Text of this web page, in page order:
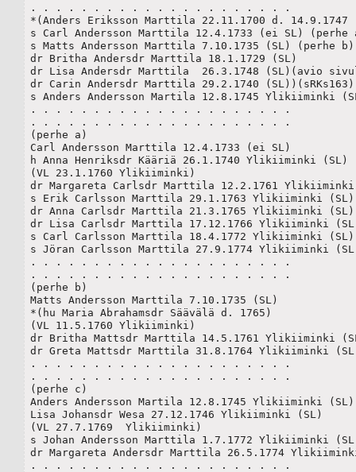
. . . . . . . . . . . . . . . . . . . . .
*(Anders Eriksson Marttila 22.11.1700 d. 14.9.1747
s Carl Andersson Marttila 12.4.1733 (ei SL) (perhe
s Matts Andersson Marttila 7.10.1735 (SL) (perhe b)
dr Britha Andersdr Marttila 18.1.1729 (SL)
dr Lisa Andersdr Marttila  26.3.1748 (SL)(avio
dr Carin Andersdr Marttila 29.2.1740 (SL))(sRKs163)
s Anders Andersson Martila 12.8.1745 Ylikiiminki
. . . . . . . . . . . . . . . . . . . . .
. . . . . . . . . . . . . . . . . . . . .
(perhe a)
Carl Andersson Marttila 12.4.1733 (ei SL)
h Anna Henriksdr Kääriä 26.1.1740 Ylikiiminki (SL)
(VL 23.1.1760 Ylikiiminki)
dr Margareta Carlsdr Marttila 12.2.1761
s Erik Carlsson Marttila 29.1.1763 Ylikiiminki (SL)
dr Anna Carlsdr Marttila 21.3.1765 Ylikiiminki (SL)
dr Lisa Carlsdr Marttila 17.12.1766 Ylikiiminki
s Carl Carlsson Marttila 18.4.1772 Ylikiiminki
s Jöran Carlsson Marttila 27.9.1774 Ylikiiminki
. . . . . . . . . . . . . . . . . . . . .
. . . . . . . . . . . . . . . . . . . . .
(perhe b)
Matts Andersson Marttila 7.10.1735 (SL)
*(hu Maria Abrahamsdr Säävälä d. 1765)
(VL 11.5.1760 Ylikiiminki)
dr Britha Mattsdr Marttila 14.5.1761 Ylikiiminki
dr Greta Mattsdr Marttila 31.8.1764 Ylikiiminki
. . . . . . . . . . . . . . . . . . . . .
. . . . . . . . . . . . . . . . . . . . .
(perhe c)
Anders Andersson Martila 12.8.1745 Ylikiiminki (SL)
Lisa Johansdr Wesa 27.12.1746 Ylikiiminki (SL)
(VL 27.7.1769  Ylikiiminki)
s Johan Andersson Marttila 1.7.1772 Ylikiiminki
dr Margareta Andersdr Marttila 26.5.1774
. . . . . . . . . . . . . . . . . . . . .